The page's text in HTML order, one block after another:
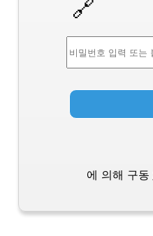
에 의해 구동